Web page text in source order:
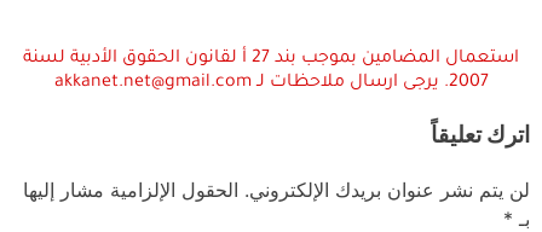
استعمال المضامين بموجب بند 27 أ لقانون الحقوق الأدبية لسنة
2007. يرجى ارسال ملاحظات لـ akkanet.net@gmail.com
اترك تعليقاً
لن يتم نشر عنوان بريدك الإلكتروني. الحقول الإلزامية مشار إليها
بـ *